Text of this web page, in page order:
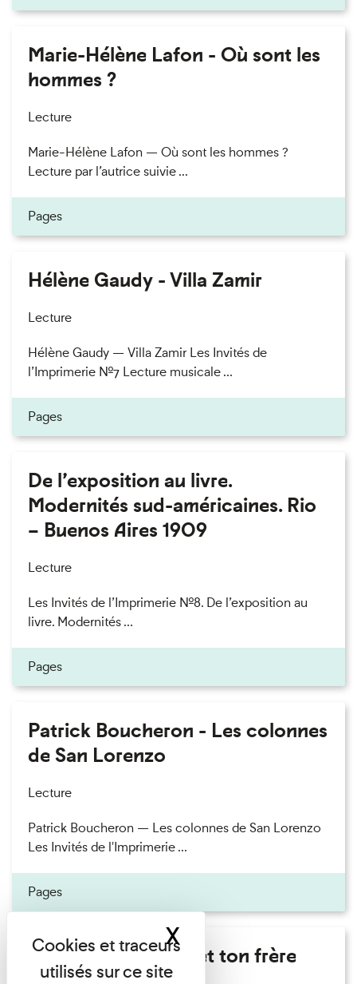
Marie-Hélène Lafon - Où sont les
hommes ?
Lecture
Marie-Hélène Lafon — Où sont les hommes ?
Lecture par l’autrice suivie ...
Pages
Hélène Gaudy - Villa Zamir
Lecture
Hélène Gaudy — Villa Zamir Les Invités de
l’Imprimerie n°7 Lecture musicale ...
Pages
De l’exposition au livre.
Modernités sud-américaines. Rio
– Buenos Aires 1909
Lecture
Les Invités de l’Imprimerie n°8. De l’exposition au
livre. Modernités ...
Pages
Patrick Boucheron - Les colonnes
de San Lorenzo
Lecture
Patrick Boucheron — Les colonnes de San Lorenzo
Les Invités de l'Imprimerie ...
Pages
Marie Cosnay - Toi et ton frère
XMasquer le